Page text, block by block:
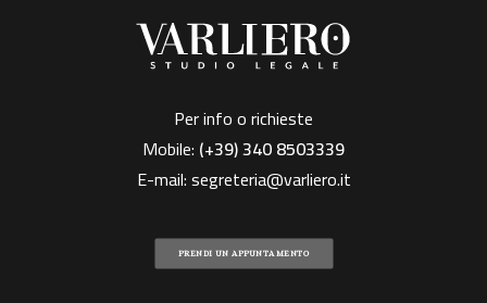
Per info o richieste
Mobile: (+39)340 8503339
E-mail:segreteria@varliero.it
PRENDI UN APPUNTAMENTO